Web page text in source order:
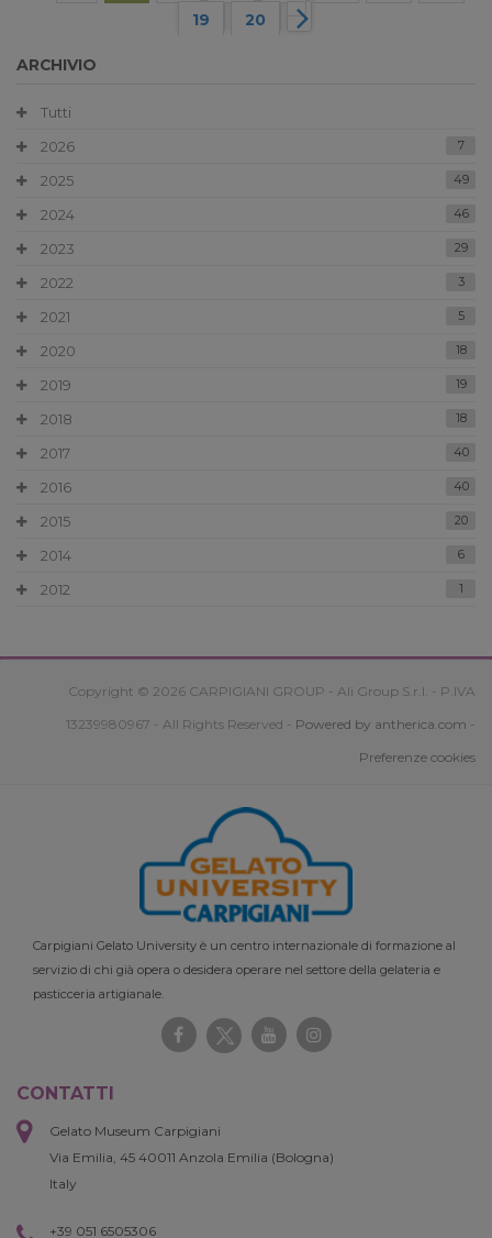
19
20
ARCHIVIO
Tutti
2026
7
2025 49
2024 46
2023 29
2022 3
2021 5
2020 18
2019 19
2018 18
2017 40
2016 40
2015 20
2014 6
2012 1
Copyright © 2026 CARPIGIANI GROUP - Ali Group S.r.l. - P.IVA
13239980967 - All Rights Reserved - Powered by antherica.com -
Preferenze cookies
Carpigiani Gelato University è un centro internazionale di formazione al
servizio di chi già opera o desidera operare nel settore della gelateria e
pasticceria artigianale.
CONTATTI
Gelato Museum Carpigiani
Via Emilia, 45 40011 Anzola Emilia (Bologna)
Italy
+39 051 6505306